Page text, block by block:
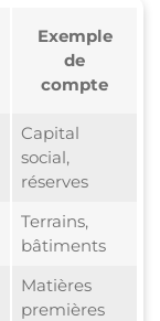
Exemple
de
compte
Capital
social,
réserves
Terrains,
bâtiments
Matières
premières